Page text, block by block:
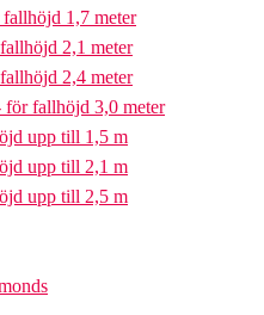
1,7 meter
2,1 meter
2,4 meter
för fallhöjd 3,0 meter
upp till 1,5 m
upp till 2,1 m
upp till 2,5 m